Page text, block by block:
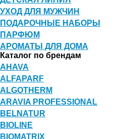
УХОД ДЛЯ МУЖЧИН
ПОДАРОЧНЫЕ НАБОРЫ
ПАРФЮМ
АРОМАТЫ ДЛЯ ДОМА
Каталог по брендам
AHAVA
ALFAPARF
ALGOTHERM
ARAVIA PROFESSIONAL
BELNATUR
BIOLINE
BIOMATRIX